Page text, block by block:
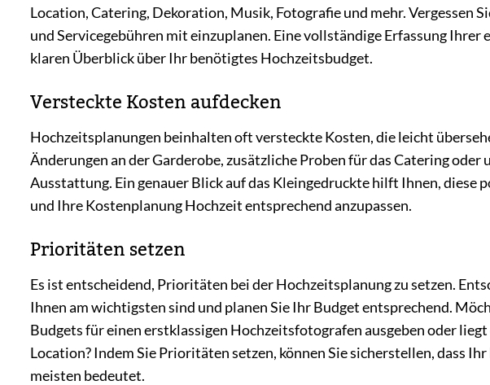
Location, Catering, Dekoration, Musik, Fotografie und mehr. Vergessen
und Servicegebühren mit einzuplanen. Eine vollständige Erfassung
klaren Überblick über Ihr benötigtes Hochzeitsbudget.
Versteckte Kosten aufdecken
Hochzeitsplanungen beinhalten oft versteckte Kosten, die leicht
Änderungen an der Garderobe, zusätzliche Proben für das Catering
Ausstattung. Ein genauer Blick auf das Kleingedruckte hilft Ihnen, diese
und Ihre Kostenplanung Hochzeit entsprechend anzupassen.
Prioritäten setzen
Es ist entscheidend, Prioritäten bei der Hochzeitsplanung zu setzen.
Ihnen am wichtigsten sind und planen Sie Ihr Budget entsprechend.
Budgets für einen erstklassigen Hochzeitsfotografen ausgeben oder
Location? Indem Sie Prioritäten setzen, können Sie sicherstellen, dass
meisten bedeutet.